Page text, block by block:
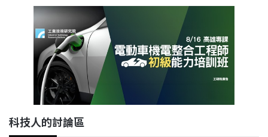
科技人的討論區